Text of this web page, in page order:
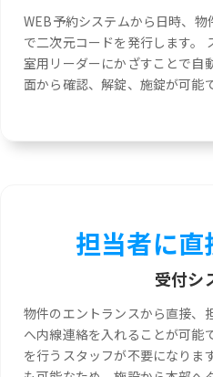
WEB予約システムから日時、
で二次元コードを発行します。
室用リーダーにかざすことで自
面から確認、解錠、施錠が可能で
担当者に直
受付シ
物件のエントランスから直接、
へ内線連絡を入れることが可能
を行うスタッフが不要になりま